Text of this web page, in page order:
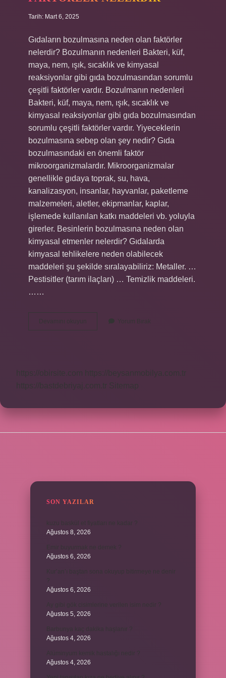
Tarih: Mart 6, 2025
Gıdaların bozulmasına neden olan faktörler
nelerdir? Bozulmanın nedenleri Bakteri, küf,
maya, nem, ışık, sıcaklık ve kimyasal
reaksiyonlar gibi gıda bozulmasından sorumlu
çeşitli faktörler vardır. Bozulmanın nedenleri
Bakteri, küf, maya, nem, ışık, sıcaklık ve
kimyasal reaksiyonlar gibi gıda bozulmasından
sorumlu çeşitli faktörler vardır. Yiyeceklerin
bozulmasına sebep olan şey nedir? Gıda
bozulmasındaki en önemli faktör
mikroorganizmalardır. Mikroorganizmalar
genellikle gıdaya toprak, su, hava,
kanalizasyon, insanlar, hayvanlar, paketleme
malzemeleri, aletler, ekipmanlar, kaplar,
işlemede kullanılan katkı maddeleri vb. yoluyla
girerler. Besinlerin bozulmasına neden olan
kimyasal etmenler nelerdir? Gıdalarda
kimyasal tehlikelere neden olabilecek
maddeleri şu şekilde sıralayabiliriz: Metaller. …
Pestisitler (tarım ilaçları) … Temizlik maddeleri.
……
Devamını okuyun
Gıdaların
Bozulmasında
Nelerdir
Yorum Bırak
https://obirsite.com
https://beysanmobilya.com.tr
https://bastdebriyaj.com.tr
Sitemap
SON YAZILAR
Ağustos 8, 2026
Ağustos 6, 2026
Ağustos 6, 2026
Ağustos 5, 2026
Ağustos 4, 2026
Ağustos 4, 2026